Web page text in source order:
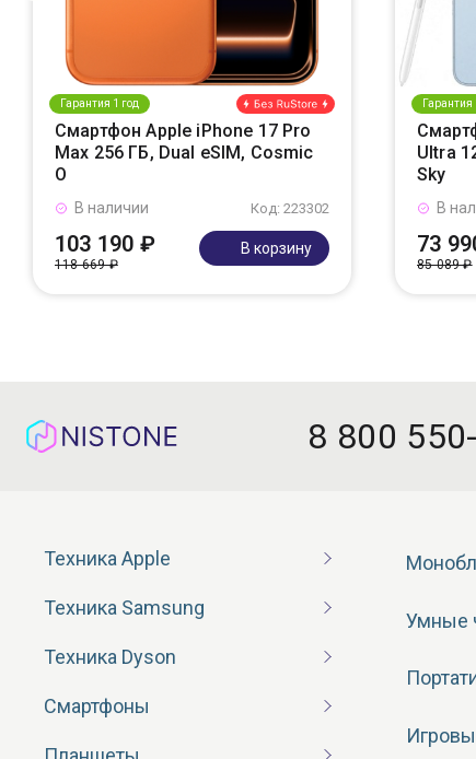
Гарантия 1 год
Смартфон Apple iPhone 17 Pro
Max 256 ГБ, Dual eSIM, Cosmic
O
Код: 223302
В наличии
103 190 ₽
118 669 ₽
В корзину
Гарантия
Ultra
Sky
В
73
85 089 ₽
8 800
Техника Apple
Техника Samsung
Техника Dyson
Смартфоны
Умные